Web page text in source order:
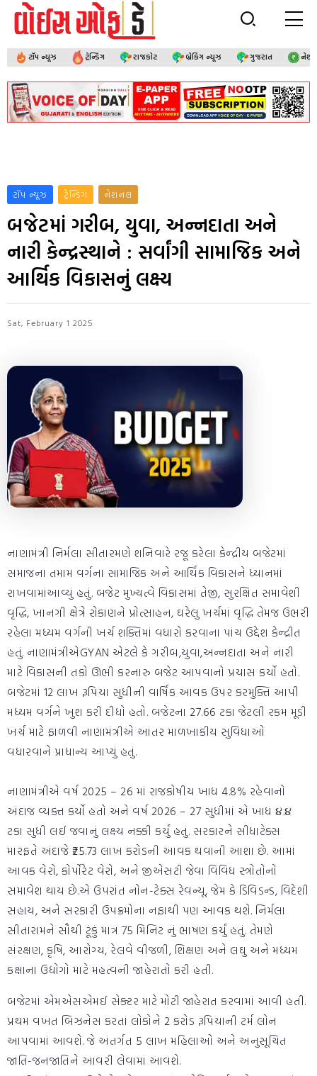
ટૉપ ન્યૂઝ ટ્રેન્ડિંગ રાજકોટ બ્રેકિંગ ન્યૂઝ ગુજરાત
ટૉપ ન્યૂઝ ટ્રેન્ડિંગ નેશનલ
બજેટમાં ગરીબ, યુવા, અન્નદાતા અને
નારી કેન્દ્રસ્થાને : સર્વાંગી સામાજિક અને
આર્થિક વિકાસનું લક્ષ્ય
Sat, February 1 2025
નાણામંત્રી નિર્મલા સીતારમણે શનિવારે રજૂ કરેલા કેન્દ્રીય બજેટમાં
સમાજના તમામ વર્ગના સામાજિક અને આર્થિક વિકાસને ધ્યાનમાં
રાખવામાંઆવ્યું હતું. બજેટ મુખ્યત્વે વિકાસમાં તેજી, સુરક્ષિત સમાવેશી
વૃદ્ધિ, ખાનગી ક્ષેત્રે રોકાણને પ્રોત્સાહન, ઘરેલુ ખર્ચમાં વૃદ્ધિ તેમજ ઉભરી
રહેલા મધ્યમ વર્ગની ખર્ચ શક્તિમાં વધારો કરવાના પાંચ ઉદ્દેશ કેન્દ્રીત
હતું. નાણામંત્રીએGYAN એટલે કે ગરીબ,યુવા,અન્નદાતા અને નારી
માટે વિકાસની તકો ઊભી કરનારુ બજેટ આપવાનો પ્રયાસ કર્યો હતો.
બજેટમાં 12 લાખ રૂપિયા સુધીની વાર્ષિક આવક ઉપર કરમુક્તિ આપી
મધ્યમ વર્ગને ખુશ કરી દીધો હતો. બજેટના 27.66 ટકા જેટલી રકમ મૂડી
ખર્ચ માટે ફાળવી નાણામંત્રીએ આંતર માળખાકીય સુવિધાઓ
વધારવાને પ્રાધાન્ય આપ્યું હતું.
નાણામંત્રીએ વર્ષ 2025 – 26 માં રાજકોષીય ખાધ 4.8% રહેવાનો
અંદાજ વ્યક્ત કર્યો હતો અને વર્ષ 2026 – 27 સુધીમાં એ ખાધ ૪.૪
ટકા સુધી લઈ જવાનું લક્ષ્ય નક્કી કર્યું હતું. સરકારને સીધાટેક્સ
મારફતે અંદાજે ₹25.73 લાખ કરોડની આવક થવાની આશા છે. આમાં
આવક વેરો, કોર્પોરેટ વેરો, અને જીએસટી જેવા વિવિધ સ્ત્રોતોનો
સમાવેશ થાય છે.એ ઉપરાંત નોન-ટેક્સ રેવન્યૂ, જેમ કે ડિવિડન્ડ, વિદેશી
સહાય, અને સરકારી ઉપક્રમોના નફાથી પણ આવક થશે. નિર્મલા
સીતારામને સૌથી ટૂંકું માત્ર 75 મિનિટ નું ભાષણ કર્યું હતું. તેમણે
સંરક્ષણ, કૃષિ, આરોગ્ય, રેલવે વીજળી, શિક્ષણ અને લઘુ અને મધ્યમ
કક્ષાના ઉદ્યોગો માટે મહત્વની જાહેરાતો કરી હતી.
બજેટમાં એમએસએમઈ સેક્ટર માટે મોટી જાહેરાત કરવામાં આવી હતી.
પ્રથમ વખત બિઝનેસ કરતાં લોકોને 2 કરોડ રૂપિયાની ટર્મ લોન
આપવામાં આવશે. જે અંતર્ગત 5 લાખ મહિલાઓ અને અનુસૂચિત
જાતિ-જનજાતિને આવરી લેવામાં આવશે.